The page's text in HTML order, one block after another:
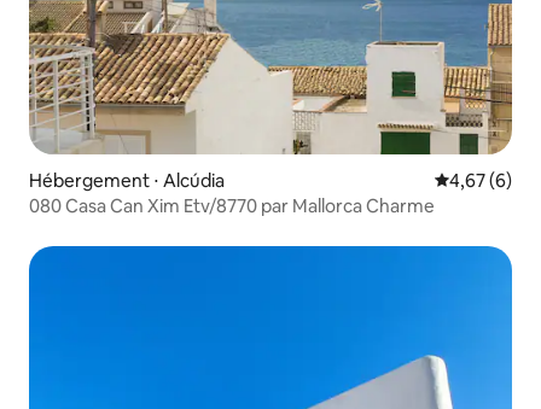
Hébergement ⋅ Alcúdia Évaluation
4,67 (6)
080 Casa Can Xim Etv/8770 par Mallorca Charme